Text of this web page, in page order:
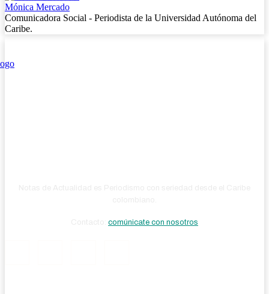
Mónica Mercado
Comunicadora Social - Periodista de la Universidad Autónoma del
Caribe.
comúnicate con nosotros